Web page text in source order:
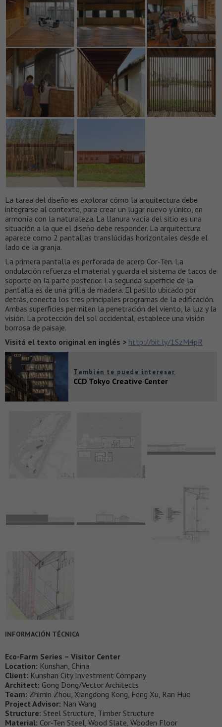
La tarea del diseño es explorar cómo la arquitectura debe
integrarse al contexto, para crear un lugar nuevo y único, en
armonía con la naturaleza. La llanura vacía del sitio es una
situación a la que el diseño debe responder. La arquitectura
aparece como 2 pantallas translúcidas horizontales desde el
lado de la granja.
La primera pantalla es perforada de acero Cor-Ten. La
ondulación refuerza el material y guarda el sistema de tacos de
soporte en la parte posterior. La segunda superficie de la
pantalla es de una grilla de madera. El pasillo ubicado por
detrás, conecta los tres principales programas de la edificación.
Ambas superficies permiten la penetración del viento, la luz y la
visión. La protección del sol occidental, establece una visión
borrosa de paisaje.
Visitá el texto original en inglés > http://bit.ly/1SzM4pR
También te puede interesar
CCD Tokyo Creative Center
INFORMACIÓN TÉCNICA
Eco-Farm Series – Visitor Center
Location: Kunshan, China
Client: Kunshan City Investment Company
Architect: Gong Dong/Vector Architects
Team: Zhimin Zhou, Xiangdong Kong, Feng Xu, Ran Huo
Project Advisor: Nan Wang
Structure: Steel Structure, Timber Structure
Material: Cor-Ten Steel, Wood Slate, Wooden Floor